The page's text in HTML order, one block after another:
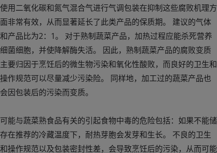
使用二氧化碳和氮气混合气进行气调包装在抑制这些腐败机理方
面非常有效，从而显著延长了此类产品的保质期。 建议的气体
和产品比为2：1。 对于熟制蔬菜产品，加热过程应能杀死营养
细菌细胞，并使降解酶失活。 因此，熟制蔬菜产品的腐败变质
主要归因于烹饪后的微生物污染和氧化性酸败，而良好的卫生和
操作规范可以尽量减少污染险。 同样地，加工过的蔬菜产品也
会因包装后的污染而变质。
可能与蔬菜熟食品有关的引起食物中毒的危险包括：如果不能储
存在推荐的冷藏温度下，耐热芽胞会发芽和生长。 不良的卫生
和操作规范以及包装密封性差，会导致烹饪后的污染，从而可能